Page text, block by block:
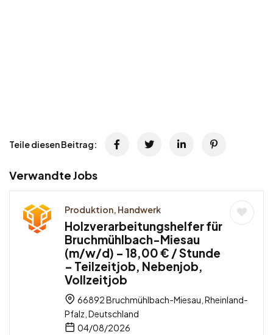
Teile diesen Beitrag:
Verwandte Jobs
Produktion, Handwerk
Holzverarbeitungshelfer für
Bruchmühlbach-Miesau
(m/w/d) – 18,00 € / Stunde
– Teilzeitjob, Nebenjob,
Vollzeitjob
66892 Bruchmühlbach-Miesau, Rheinland-
Pfalz, Deutschland
04/08/2026